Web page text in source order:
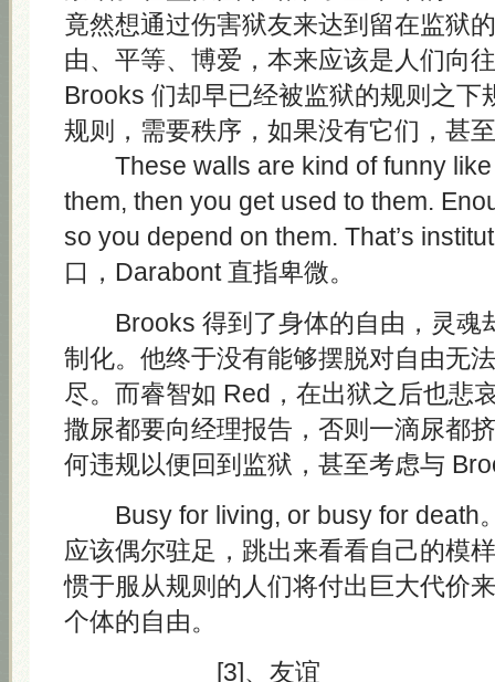
竟然想通过伤害狱友来达到留在监狱
由、平等、博爱，本来应该是人们向
Brooks 们却早已经被监狱的规则之下
规则，需要秩序，如果没有它们，甚
These walls are kind of funny like
them, then you get used to them.
so you depend on them. That’s
口，Darabont 直指卑微。
Brooks 得到了身体的自由，灵魂
制化。他终于没有能够摆脱对自由无
尽。而睿智如 Red，在出狱之后也悲
撒尿都要向经理报告，否则一滴尿都
何违规以便回到监狱，甚至考虑与
Busy for living, or busy for death
应该偶尔驻足，跳出来看看自己的模
惯于服从规则的人们将付出巨大代价
个体的自由。
[3]、友谊